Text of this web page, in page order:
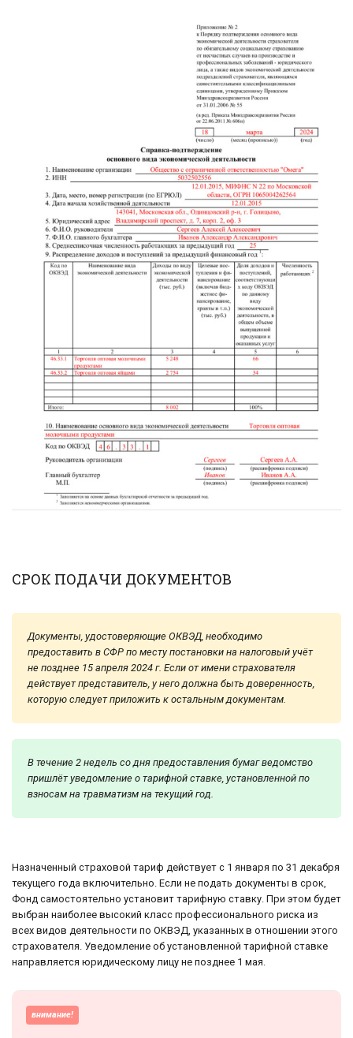
СРОК ПОДАЧИ ДОКУМЕНТОВ
Документы, удостоверяющие ОКВЭД, необходимо
предоставить в СФР по месту постановки на налоговый учёт
не позднее 15 апреля 2024 г. Если от имени страхователя
действует представитель, у него должна быть доверенность,
которую следует приложить к остальным документам.
В течение 2 недель со дня предоставления бумаг ведомство
пришлёт уведомление о тарифной ставке, установленной по
взносам на травматизм на текущий год.
Назначенный страховой тариф действует с 1 января по 31 декабря
текущего года включительно. Если не подать документы в срок,
Фонд самостоятельно установит тарифную ставку. При этом будет
выбран наиболее высокий класс профессионального риска из
всех видов деятельности по ОКВЭД, указанных в отношении этого
страхователя. Уведомление об установленной тарифной ставке
направляется юридическому лицу не позднее 1 мая.
внимание!